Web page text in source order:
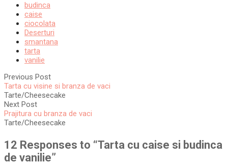
budinca
caise
ciocolata
Deserturi
smantana
tarta
vanilie
Previous Post
Tarta cu visine si branza de vaci
Tarte/Cheesecake
Next Post
Prajitura cu branza de vaci
Tarte/Cheesecake
12 Responses to “Tarta cu caise si budinca
de vanilie”